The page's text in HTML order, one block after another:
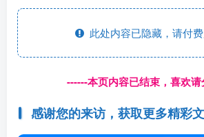
此处内容已隐藏，请付
------本页内容已结束，喜欢
感谢您的来访，获取更多精彩